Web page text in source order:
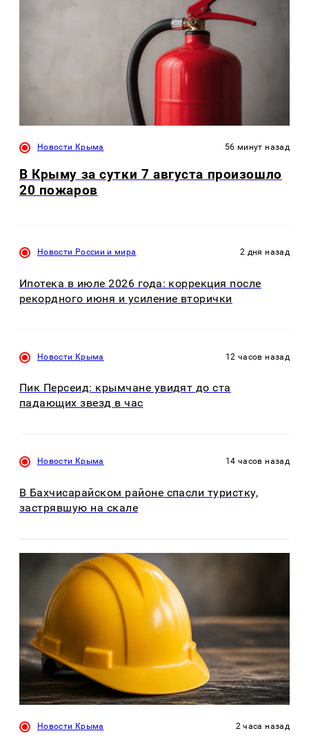
Новости Крыма 56 минут назад
В Крыму за сутки 7 августа произошло
20 пожаров
Новости России и мира 2 дня назад
Ипотека в июле 2026 года: коррекция после
рекордного июня и усиление вторички
Новости Крыма 12 часов назад
Пик Персеид: крымчане увидят до ста
падающих звезд в час
Новости Крыма 14 часов назад
В Бахчисарайском районе спасли туристку,
застрявшую на скале
Новости Крыма 2 часа назад